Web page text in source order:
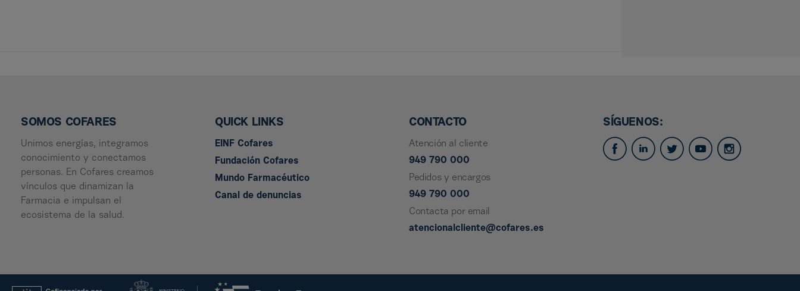
SOMOS COFARES
Unimos energías, integramos
conocimiento y conectamos
personas. En Cofares creamos
vínculos que dinamizan la
Farmacia e impulsan el
ecosistema de la salud.
QUICK LINKS
EINF Cofares
Fundación Cofares
Mundo Farmacéutico
Canal de denuncias
CONTACTO
Atención al cliente
949 790 000
Pedidos y encargos
949 790 000
Contacta por email
atencionalcliente@cofares.es
SÍGUENOS: